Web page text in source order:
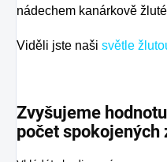
nádechem kanárkově
Viděli jste naši světle
Zvyšujeme
počet spokojených